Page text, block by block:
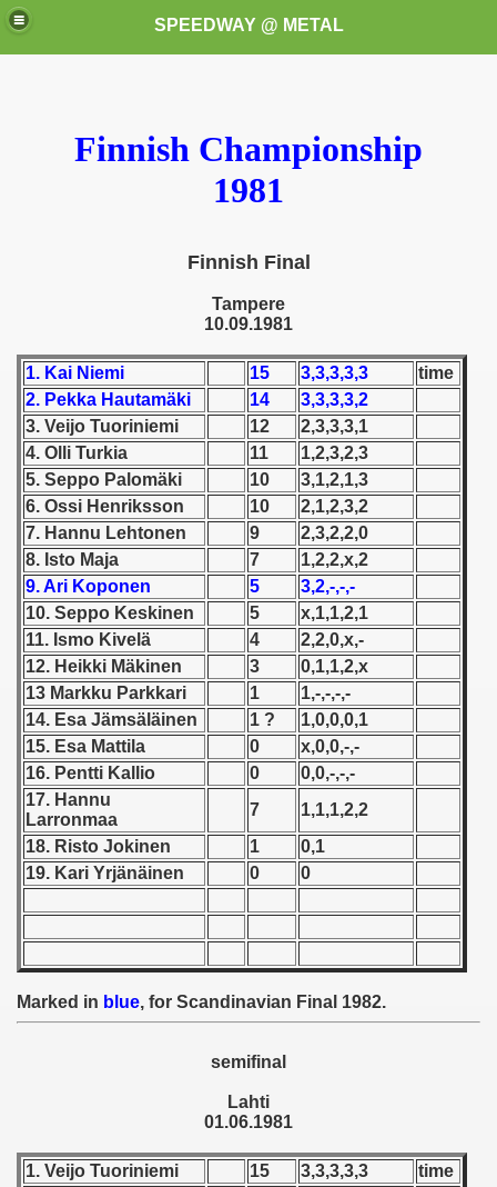
SPEEDWAY @ METAL
Finnish Championship
1981
Finnish Final
Tampere
10.09.1981
1. Kai Niemi 15 3,3,3,3,3
time
2. Pekka Hautamäki
14
3,3,3,3,2
3. Veijo Tuoriniemi
12
2,3,3,3,1
4. Olli Turkia
11
1,2,3,2,3
5. Seppo Palomäki
10
3,1,2,1,3
6. Ossi Henriksson
10
2,1,2,3,2
7. Hannu Lehtonen
9
2,3,2,2,0
8. Isto Maja
7
1,2,2,x,2
9. Ari Koponen
5
3,2,-,-,-
10. Seppo Keskinen
5
x,1,1,2,1
11. Ismo Kivelä
4
2,2,0,x,-
12. Heikki Mäkinen
3
0,1,1,2,x
13 Markku Parkkari
1
1,-,-,-,-
14. Esa Jämsä äinen 1 ?
1,0,0,0,1
15. Esa Mattila
0
x,0,0,-,-
16. Pentti Kallio
0
0,0,-,-,-
17. Hannu
Larronmaa
7
1,1,1,2,2
18. Risto Jokinen
1
0,1
19. Kari Yrjänäinen
0 0
Marked in blue, for Scandinavian Final 1982.
semifinal
Lahti
01.06.1981
1. Veijo Tuoriniemi 15 3,3,3,3,3
time
these speedway programms)
(My speedway programmes to exchange or sale)
Świata (World Speedway Championship)
1946
- 1952
- 1953
- 1954
- 1955
- 1958